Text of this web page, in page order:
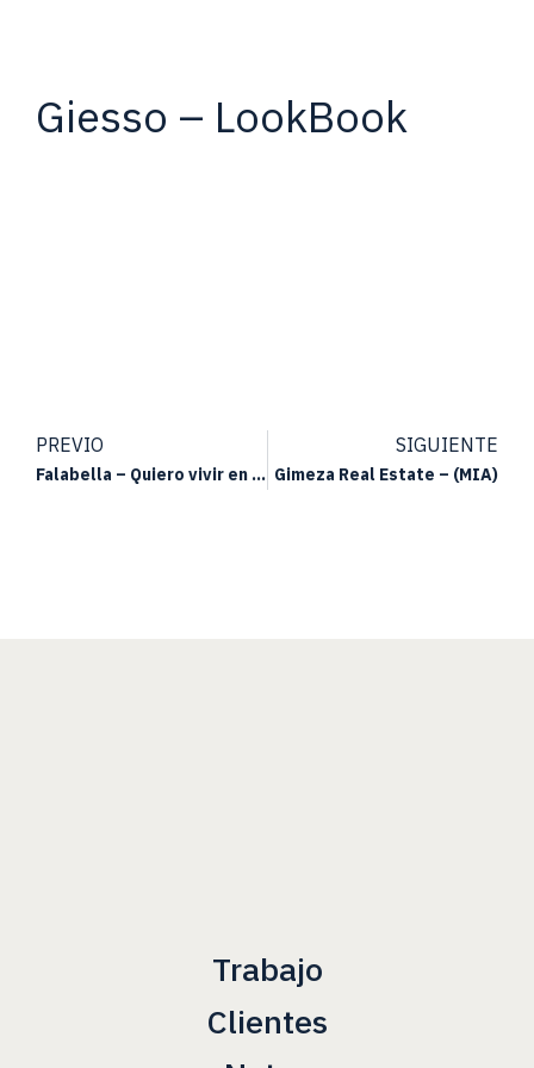
Giesso – LookBook
PREVIO
Falabella – Quiero vivir en zapatillas
SIGUIENTE
Gimeza Real Estate – (MIA)
Trabajo
Clientes